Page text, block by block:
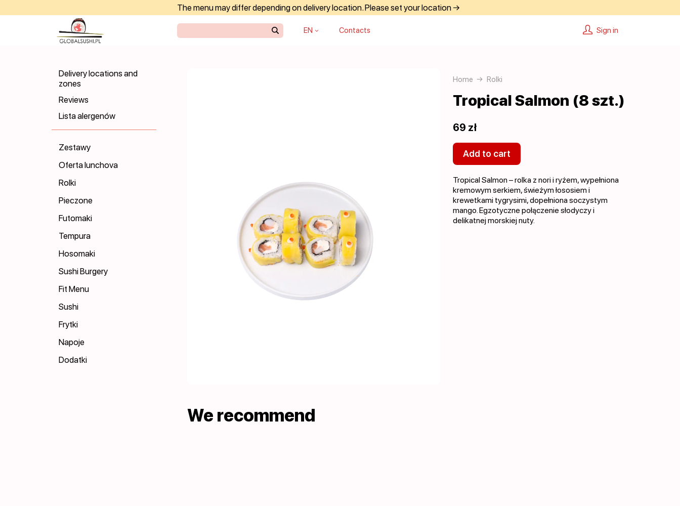
The menu may differ depending on delivery location. Please set your location →
EN Contacts Sign in
Delivery locations and
zones
Reviews
Lista alergenów
Zestawy
Oferta lunchova
Rolki
Pieczone
Futomaki
Tempura
Hosomaki
Sushi Burgery
Fit Menu
Sushi
Frytki
Napoje
Dodatki
Home Rolki
Tropical Salmon (8 szt.)
69 zł
Add to cart
Tropical Salmon – rolka z nori i ryżem, wypełniona
kremowym serkiem, świeżym łososiem i
krewetkami tygrysimi, dopełniona soczystym
mango. Egzotyczne połączenie słodyczy i
delikatnej morskiej nuty.
We recommend